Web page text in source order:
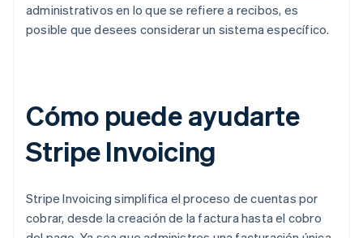
administrativos en lo que se refiere a recibos, es
posible que desees considerar un sistema específico.
Cómo puede ayudarte
Stripe Invoicing
Stripe Invoicing simplifica el proceso de cuentas por
cobrar, desde la creación de la factura hasta el cobro